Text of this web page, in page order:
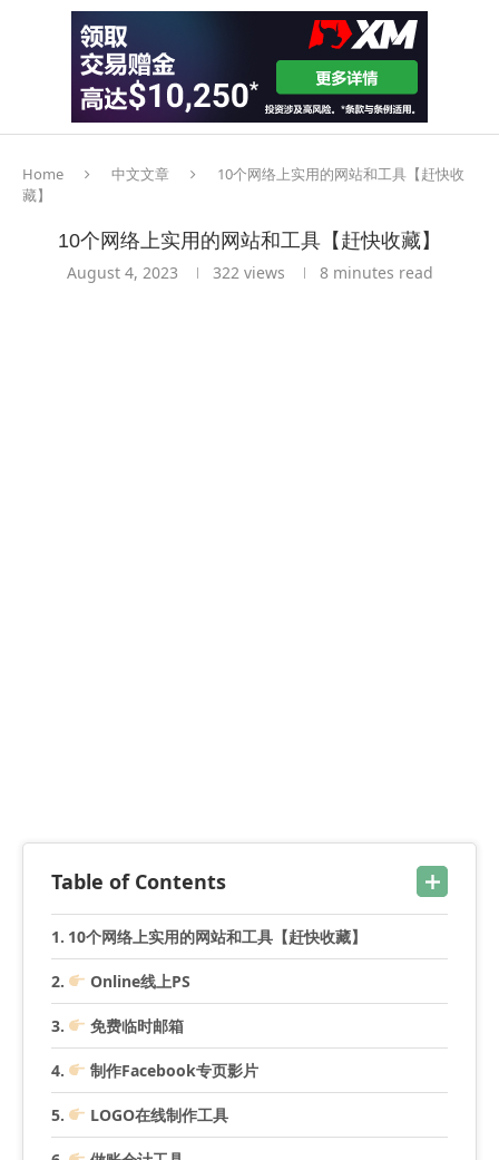
Home 中文文章
10个网络上实用的网站和工具【赶快收
藏】
10个网络上实用的网站和工具【赶快收藏】
August 4, 2023 322views 8 minutes read
Table of Contents
10个网络上实用的网站和工具【赶快收藏】
Online线上PS
免费临时邮箱
制作Facebook专页影片
LOGO在线制作工具